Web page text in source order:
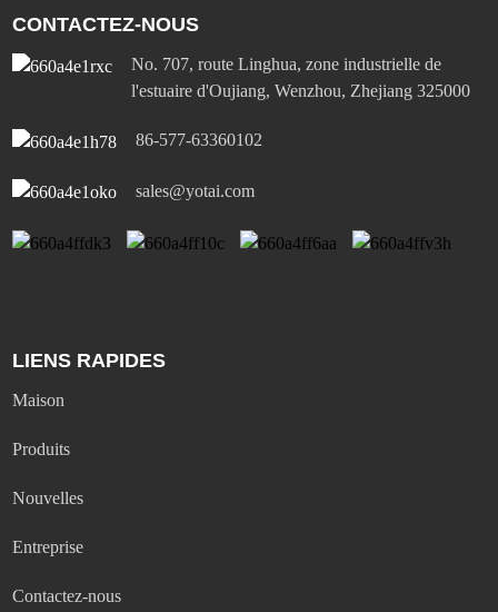
CONTACTEZ-NOUS
No. 707, route Linghua, zone industrielle de
l'estuaire d'Oujiang, Wenzhou, Zhejiang 325000
86-577-63360102
sales@yotai.com
LIENS RAPIDES
Maison
Produits
Nouvelles
Entreprise
Contactez-nous